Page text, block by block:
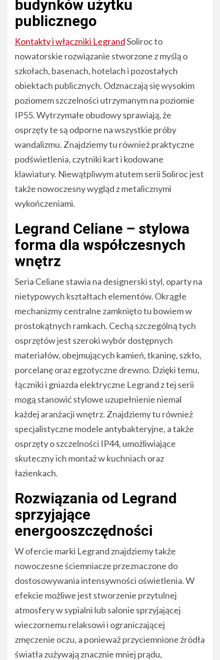
budynków użytku
publicznego
Kontakty i włączniki LegrandSoliroc to
nowatorskie rozwiązanie stworzone z myślą o
szkołach, basenach, hotelach i pozostałych
obiektach publicznych. Odznaczają się wysokim
poziomem szczelności utrzymanym na poziomie
IP55. Wytrzymałe obudowy sprawiają, że
osprzęty te są odporne na wszystkie próby
wandalizmu. Znajdziemy tu również praktyczne
podświetlenia, czytniki kart i kodowane
klawiatury. Niewątpliwym atutem serii Soliroc jest
także nowoczesny wygląd z metalicznymi
wykończeniami.
Legrand Celiane – stylowa
forma dla współczesnych
wnętrz
Seria Celiane stawia na designerski styl, oparty na
nietypowych kształtach elementów. Okrągłe
mechanizmy centralne zamknięto tu bowiem w
prostokątnych ramkach. Cechą szczególną tych
osprzętów jest szeroki wybór dostępnych
materiałów, obejmujących kamień, tkaninę, szkło,
porcelanę oraz egzotyczne drewno. Dzięki temu,
łączniki i gniazda elektryczne Legrand z tej serii
mogą stanowić stylowe uzupełnienie niemal
każdej aranżacji wnętrz. Znajdziemy tu również
specjalistyczne modele antybakteryjne, a także
osprzęty o szczelności IP44, umożliwiające
skuteczny ich montaż w kuchniach oraz
łazienkach.
Rozwiązania od Legrand
sprzyjające
energooszczędności
W ofercie marki Legrand znajdziemy także
nowoczesne ściemniacze przeznaczone do
dostosowywania intensywności oświetlenia. W
efekcie możliwe jest stworzenie przytulnej
atmosfery w sypialni lub salonie sprzyjającej
wieczornemu relaksowi i ograniczającej
zmęczenie oczu, a ponieważ przyciemnione źródła
światła zużywają znacznie mniej prądu,